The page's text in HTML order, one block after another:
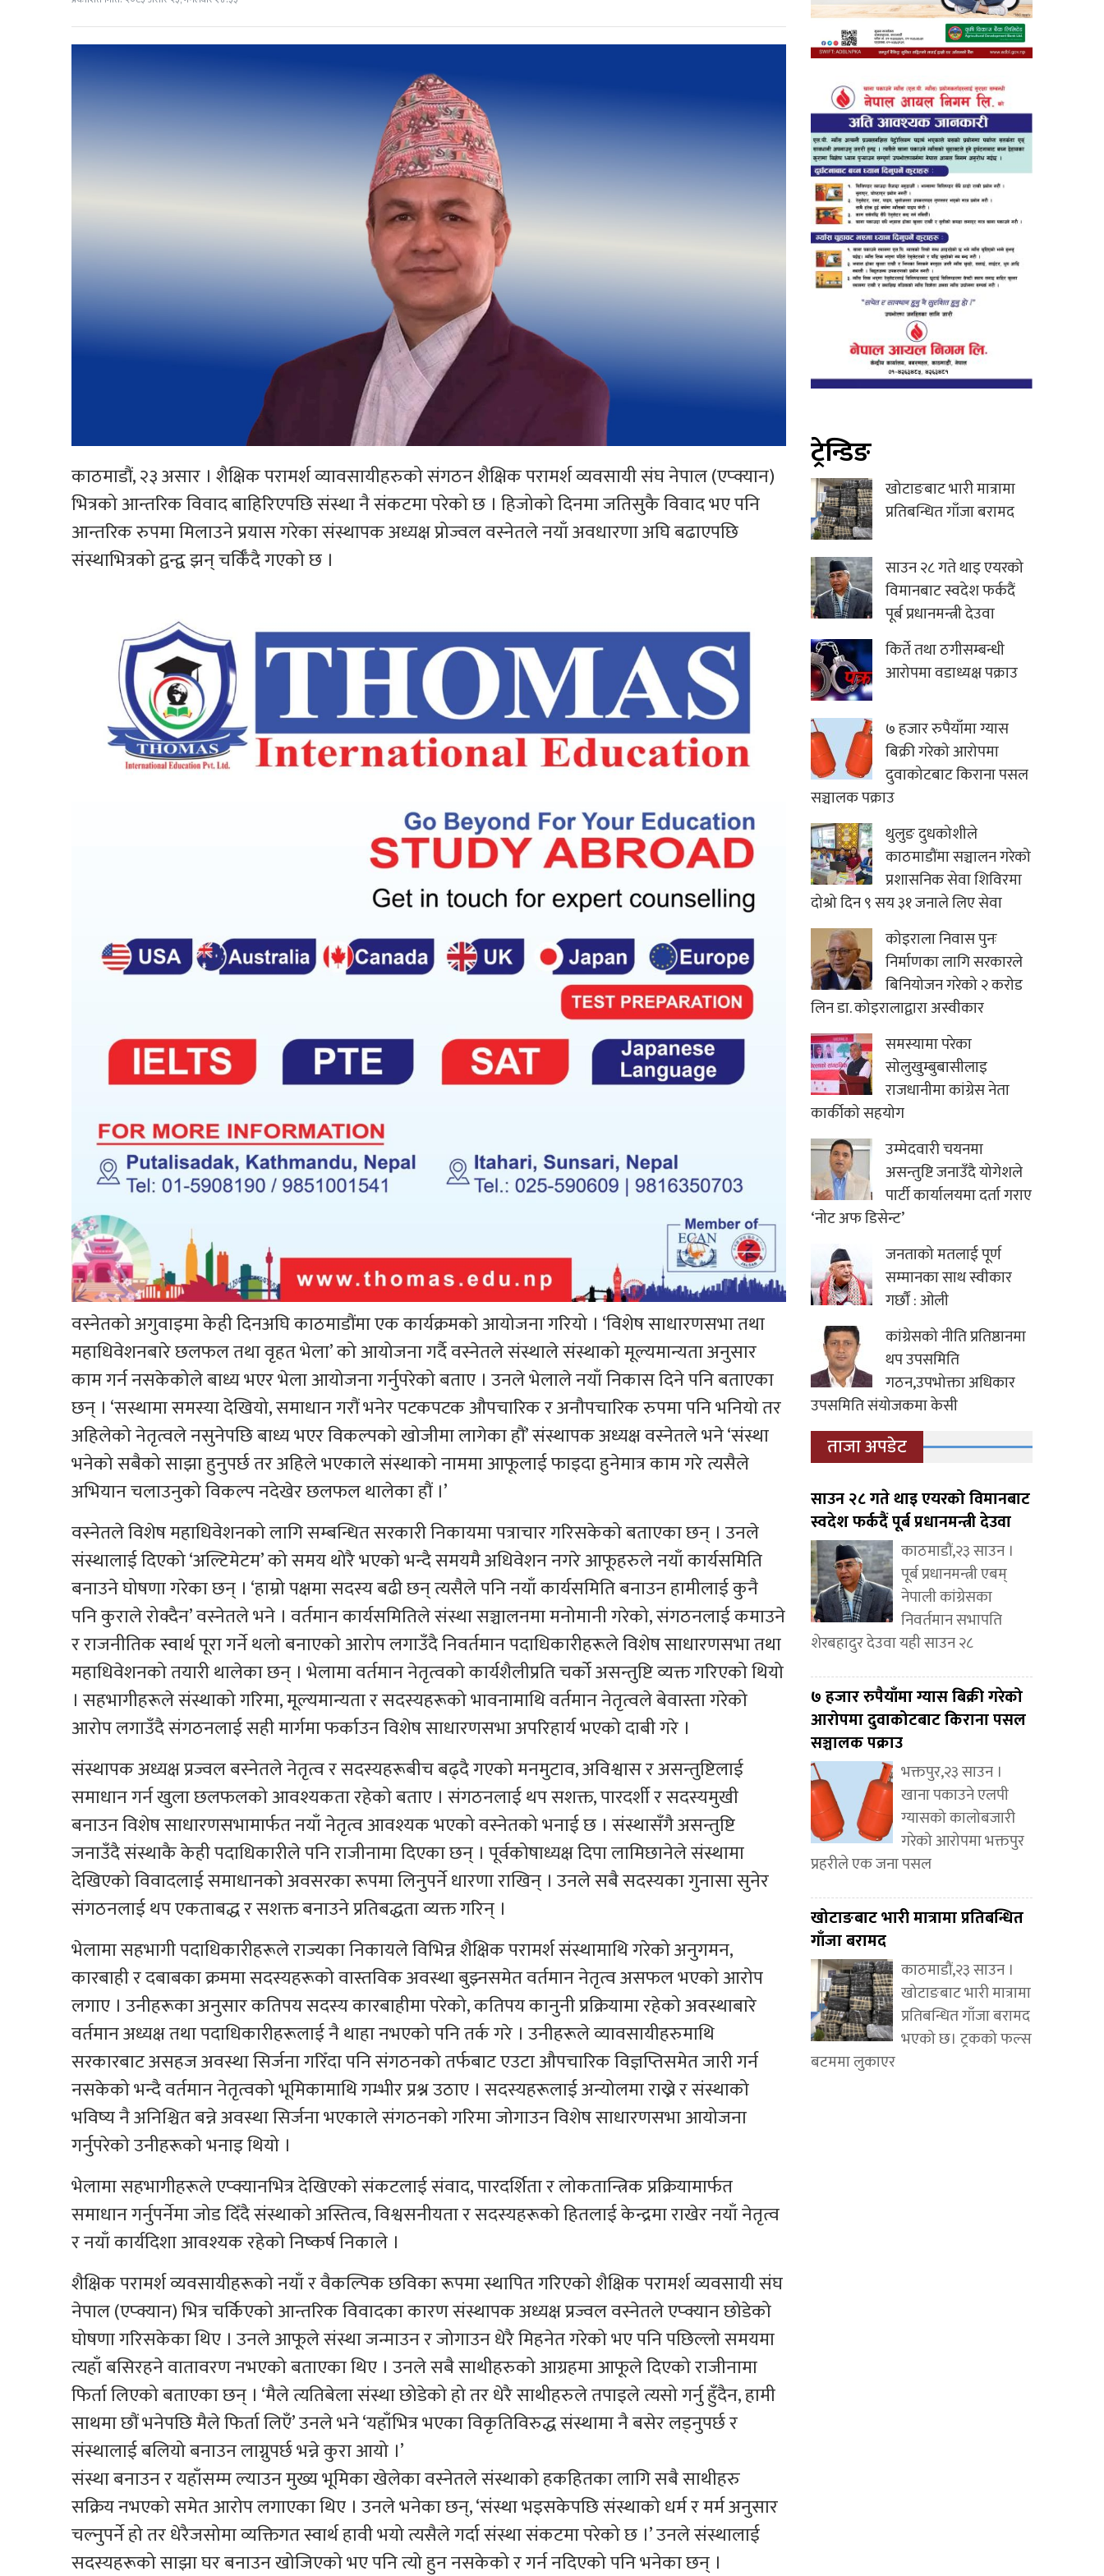
काठमाडौं, २३ असार । शैक्षिक परामर्श व्यावसायीहरुको संगठन शैक्षिक परामर्श व्यवसायी संघ नेपाल (एप्क्यान)
भित्रको आन्तरिक विवाद बाहिरिएपछि संस्था नै संकटमा परेको छ । हिजोको दिनमा जतिसुकै विवाद भए पनि
आन्तरिक रुपमा मिलाउने प्रयास गरेका संस्थापक अध्यक्ष प्रोज्वल वस्नेतले नयाँ अवधारणा अघि बढाएपछि
संस्थाभित्रको द्वन्द्व झन् चर्किँदै गएको छ ।
वस्नेतको अगुवाइमा केही दिनअघि काठमाडौंमा एक कार्यक्रमको आयोजना गरियो । ‘विशेष साधारणसभा तथा
महाधिवेशनबारे छलफल तथा वृहत भेला’ को आयोजना गर्दै वस्नेतले संस्थाले संस्थाको मूल्यमान्यता अनुसार
काम गर्न नसकेकोले बाध्य भएर भेला आयोजना गर्नुपरेको बताए । उनले भेलाले नयाँ निकास दिने पनि बताएका
छन् । ‘सस्थामा समस्या देखियो, समाधान गरौं भनेर पटकपटक औपचारिक र अनौपचारिक रुपमा पनि भनियो तर
अहिलेको नेतृत्वले नसुनेपछि बाध्य भएर विकल्पको खोजीमा लागेका हौं’ संस्थापक अध्यक्ष वस्नेतले भने ‘संस्था
भनेको सबैको साझा हुनुपर्छ तर अहिले भएकाले संस्थाको नाममा आफूलाई फाइदा हुनेमात्र काम गरे त्यसैले
अभियान चलाउनुको विकल्प नदेखेर छलफल थालेका हौं ।’
वस्नेतले विशेष महाधिवेशनको लागि सम्बन्धित सरकारी निकायमा पत्राचार गरिसकेको बताएका छन् । उनले
संस्थालाई दिएको ‘अल्टिमेटम’ को समय थोरै भएको भन्दै समयमै अधिवेशन नगरे आफूहरुले नयाँ कार्यसमिति
बनाउने घोषणा गरेका छन् । ‘हाम्रो पक्षमा सदस्य बढी छन् त्यसैले पनि नयाँ कार्यसमिति बनाउन हामीलाई कुनै
पनि कुराले रोक्दैन’ वस्नेतले भने । वर्तमान कार्यसमितिले संस्था सञ्चालनमा मनोमानी गरेको, संगठनलाई कमाउने
र राजनीतिक स्वार्थ पूरा गर्ने थलो बनाएको आरोप लगाउँदै निवर्तमान पदाधिकारीहरूले विशेष साधारणसभा तथा
महाधिवेशनको तयारी थालेका छन् । भेलामा वर्तमान नेतृत्वको कार्यशैलीप्रति चर्को असन्तुष्टि व्यक्त गरिएको थियो
। सहभागीहरूले संस्थाको गरिमा, मूल्यमान्यता र सदस्यहरूको भावनामाथि वर्तमान नेतृत्वले बेवास्ता गरेको
आरोप लगाउँदै संगठनलाई सही मार्गमा फर्काउन विशेष साधारणसभा अपरिहार्य भएको दाबी गरे ।
संस्थापक अध्यक्ष प्रज्वल बस्नेतले नेतृत्व र सदस्यहरूबीच बढ्दै गएको मनमुटाव, अविश्वास र असन्तुष्टिलाई
समाधान गर्न खुला छलफलको आवश्यकता रहेको बताए । संगठनलाई थप सशक्त, पारदर्शी र सदस्यमुखी
बनाउन विशेष साधारणसभामार्फत नयाँ नेतृत्व आवश्यक भएको वस्नेतको भनाई छ । संस्थासँगै असन्तुष्टि
जनाउँदै संस्थाकै केही पदाधिकारीले पनि राजीनामा दिएका छन् । पूर्वकोषाध्यक्ष दिपा लामिछानेले संस्थामा
देखिएको विवादलाई समाधानको अवसरका रूपमा लिनुपर्ने धारणा राखिन् । उनले सबै सदस्यका गुनासा सुनेर
संगठनलाई थप एकताबद्ध र सशक्त बनाउने प्रतिबद्धता व्यक्त गरिन् ।
भेलामा सहभागी पदाधिकारीहरूले राज्यका निकायले विभिन्न शैक्षिक परामर्श संस्थामाथि गरेको अनुगमन,
कारबाही र दबाबका क्रममा सदस्यहरूको वास्तविक अवस्था बुझ्नसमेत वर्तमान नेतृत्व असफल भएको आरोप
लगाए । उनीहरूका अनुसार कतिपय सदस्य कारबाहीमा परेको, कतिपय कानुनी प्रक्रियामा रहेको अवस्थाबारे
वर्तमान अध्यक्ष तथा पदाधिकारीहरूलाई नै थाहा नभएको पनि तर्क गरे । उनीहरूले व्यावसायीहरुमाथि
सरकारबाट असहज अवस्था सिर्जना गरिँदा पनि संगठनको तर्फबाट एउटा औपचारिक विज्ञप्तिसमेत जारी गर्न
नसकेको भन्दै वर्तमान नेतृत्वको भूमिकामाथि गम्भीर प्रश्न उठाए । सदस्यहरूलाई अन्योलमा राख्ने र संस्थाको
भविष्य नै अनिश्चित बन्ने अवस्था सिर्जना भएकाले संगठनको गरिमा जोगाउन विशेष साधारणसभा आयोजना
गर्नुपरेको उनीहरूको भनाइ थियो ।
भेलामा सहभागीहरूले एप्क्यानभित्र देखिएको संकटलाई संवाद, पारदर्शिता र लोकतान्त्रिक प्रक्रियामार्फत
समाधान गर्नुपर्नेमा जोड दिँदै संस्थाको अस्तित्व, विश्वसनीयता र सदस्यहरूको हितलाई केन्द्रमा राखेर नयाँ नेतृत्व
र नयाँ कार्यदिशा आवश्यक रहेको निष्कर्ष निकाले ।
शैक्षिक परामर्श व्यवसायीहरूको नयाँ र वैकल्पिक छविका रूपमा स्थापित गरिएको शैक्षिक परामर्श व्यवसायी संघ
नेपाल (एप्क्यान) भित्र चर्किएको आन्तरिक विवादका कारण संस्थापक अध्यक्ष प्रज्वल वस्नेतले एप्क्यान छोडेको
घोषणा गरिसकेका थिए । उनले आफूले संस्था जन्माउन र जोगाउन धेरै मिहनेत गरेको भए पनि पछिल्लो समयमा
त्यहाँ बसिरहने वातावरण नभएको बताएका थिए । उनले सबै साथीहरुको आग्रहमा आफूले दिएको राजीनामा
फिर्ता लिएको बताएका छन् । ‘मैले त्यतिबेला संस्था छोडेको हो तर धेरै साथीहरुले तपाइले त्यसो गर्नु हुँदैन, हामी
साथमा छौं भनेपछि मैले फिर्ता लिएँ’ उनले भने ‘यहाँभित्र भएका विकृतिविरुद्ध संस्थामा नै बसेर लड्नुपर्छ र
संस्थालाई बलियो बनाउन लाग्नुपर्छ भन्ने कुरा आयो ।’
संस्था बनाउन र यहाँसम्म ल्याउन मुख्य भूमिका खेलेका वस्नेतले संस्थाको हकहितका लागि सबै साथीहरु
सक्रिय नभएको समेत आरोप लगाएका थिए । उनले भनेका छन्, ‘संस्था भइसकेपछि संस्थाको धर्म र मर्म अनुसार
चल्नुपर्ने हो तर धेरैजसोमा व्यक्तिगत स्वार्थ हावी भयो त्यसैले गर्दा संस्था संकटमा परेको छ ।’ उनले संस्थालाई
सदस्यहरूको साझा घर बनाउन खोजिएको भए पनि त्यो हुन नसकेको र गर्न नदिएको पनि भनेका छन् ।
ट्रेन्डिङ
खोटाङबाट भारी मात्रामा
प्रतिबन्धित गाँजा बरामद
साउन २८ गते थाइ एयरको
विमानबाट स्वदेश फर्कदैं
पूर्ब प्रधानमन्त्री देउवा
किर्ते तथा ठगीसम्बन्धी
आरोपमा वडाध्यक्ष पक्राउ
७ हजार रुपैयाँमा ग्यास
बिक्री गरेको आरोपमा
दुवाकोटबाट किराना पसल
सञ्चालक पक्राउ
थुलुङ दुधकोशीले
काठमाडौंमा सञ्चालन गरेको
प्रशासनिक सेवा शिविरमा
दोश्रो दिन ९ सय ३१ जनाले लिए सेवा
कोइराला निवास पुनः
निर्माणका लागि सरकारले
बिनियोजन गरेको २ करोड
लिन डा. कोइरालाद्वारा अस्वीकार
समस्यामा परेका
सोलुखुम्बुबासीलाइ
राजधानीमा कांग्रेस नेता
कार्कीको सहयोग
उम्मेदवारी चयनमा
असन्तुष्टि जनाउँदै योगेशले
पार्टी कार्यालयमा दर्ता गराए
‘नोट अफ डिसेन्ट’
जनताको मतलाई पूर्ण
सम्मानका साथ स्वीकार
गर्छौं : ओली
कांग्रेसको नीति प्रतिष्ठानमा
थप उपसमिति
गठन,उपभोक्ता अधिकार
उपसमिति संयोजकमा केसी
ताजा अपडेट
साउन २८ गते थाइ एयरको विमानबाट
स्वदेश फर्कदैं पूर्ब प्रधानमन्त्री देउवा
काठमाडौं,२३ साउन ।
पूर्ब प्रधानमन्त्री एबम्
नेपाली कांग्रेसका
निवर्तमान सभापति
शेरबहादुर देउवा यही साउन २८
७ हजार रुपैयाँमा ग्यास बिक्री गरेको
आरोपमा दुवाकोटबाट किराना पसल
सञ्चालक पक्राउ
भक्तपुर,२३ साउन ।
खाना पकाउने एलपी
ग्यासको कालोबजारी
गरेको आरोपमा भक्तपुर
प्रहरीले एक जना पसल
खोटाङबाट भारी मात्रामा प्रतिबन्धित
गाँजा बरामद
काठमाडौं,२३ साउन ।
खोटाङबाट भारी मात्रामा
प्रतिबन्धित गाँजा बरामद
भएको छ। ट्रकको फल्स
बटममा लुकाएर